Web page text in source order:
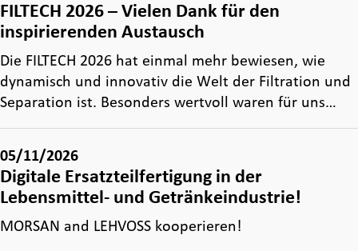
FILTECH 2026 – Vielen Dank für den
inspirierenden Austausch
Die FILTECH 2026 hat einmal mehr bewiesen, wie
dynamisch und innovativ die Welt der Filtration und
Separation ist. Besonders wertvoll waren für uns…
05/11/2026
Digitale Ersatzteilfertigung in der
Lebensmittel- und Getränkeindustrie!
MORSAN and LEHVOSS kooperieren!